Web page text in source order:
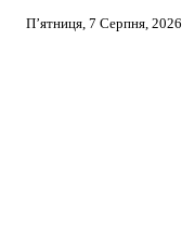
П’ятниця, 7 Серпня, 2026